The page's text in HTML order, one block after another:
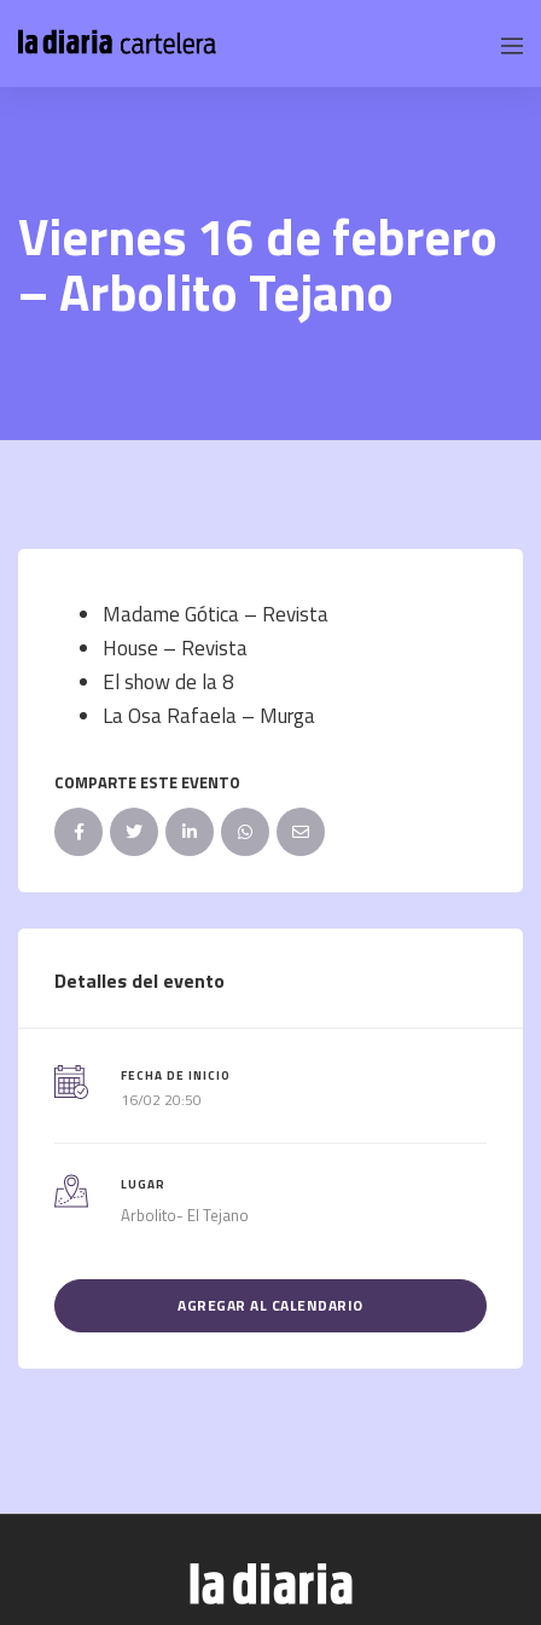
Viernes 16 de febrero
– Arbolito Tejano
Madame Gótica – Revista
House – Revista
El show de la 8
La Osa Rafaela – Murga
COMPARTE ESTE EVENTO
Detalles del evento
FECHA DE INICIO
16/02 20:50
LUGAR
Arbolito- El Tejano
AGREGAR AL CALENDARIO